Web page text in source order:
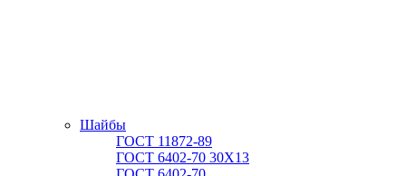
Шайбы
ГОСТ 11872-89
ГОСТ 6402-70 30Х13